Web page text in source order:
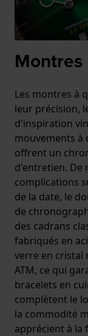
Les montres à
leur précision,
d'inspiration
mouvements à
offrent un
d'entretien. De
complications
de la date, le
de
des cadrans
fabriqués en
verre en cristal
ATM, ce qui
bracelets en
complètent le
la commodité
apprécient à la